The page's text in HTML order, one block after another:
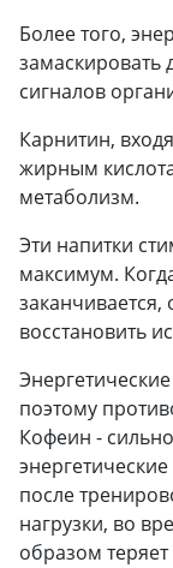
Более того,
замаскировать
сигналов
Карнитин,
жирным
метаболизм.
Эти напитки
максимум.
заканчивается,
восстановить
поэтому
Кофеин -
после
нагрузки, во
образом